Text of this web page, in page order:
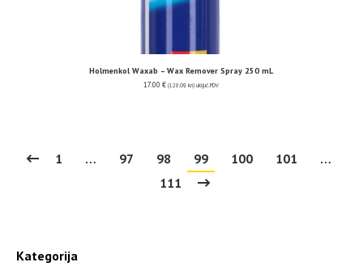
Holmenkol Waxab – Wax Remover Spray 250 mL
17.00 € (128.09 kn) uključ. PDV
1 … 97 98 99 100 101
…
111
Kategorija